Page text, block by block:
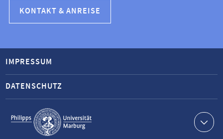
KONTAKT & ANREISE
Service-
Navigation
IMPRESSUM
DATENSCHUTZ